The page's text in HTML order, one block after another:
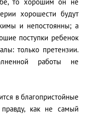
хорошести будут
и непостоянны; а
поступки ребенок
только претензии.
работы не
в благопристойные
как не самый